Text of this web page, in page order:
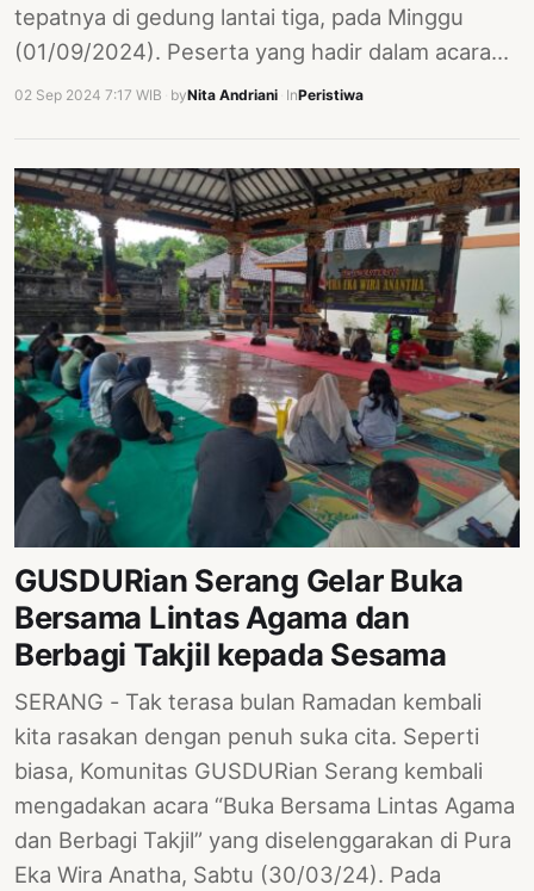
tepatnya di gedung lantai tiga, pada Minggu
(01/09/2024). Peserta yang hadir dalam acara…
02 Sep 2024 7:17 WIB byNita Andriani InPeristiwa
GUSDURian Serang Gelar Buka
Bersama Lintas Agama dan
Berbagi Takjil kepada Sesama
SERANG - Tak terasa bulan Ramadan kembali
kita rasakan dengan penuh suka cita. Seperti
biasa, Komunitas GUSDURian Serang kembali
mengadakan acara “Buka Bersama Lintas Agama
dan Berbagi Takjil” yang diselenggarakan di Pura
Eka Wira Anatha, Sabtu (30/03/24). Pada